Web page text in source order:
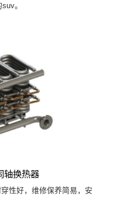
。
轴换热器
性好，维修保养简易，安